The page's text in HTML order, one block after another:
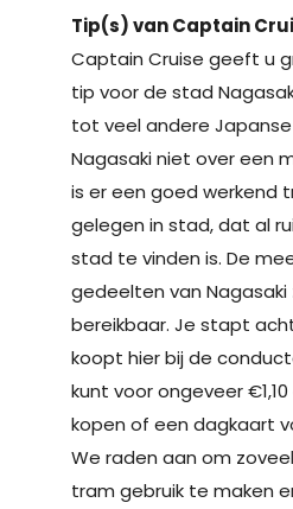
Tip(s) van Captain
Captain Cruise geeft u
tip voor de stad
tot veel andere
Nagasaki niet over een
is er een goed werkend
gelegen in stad, dat al
stad te vinden is. De
gedeelten van
bereikbaar. Je stapt
koopt hier bij de
kunt voor ongeveer
kopen of een dagkaart
We raden aan om
tram gebruik te maken